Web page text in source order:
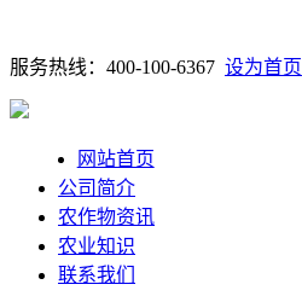
服务热线：400-100-6367 设为首页
网站首页
公司简介
农作物资讯
农业知识
联系我们